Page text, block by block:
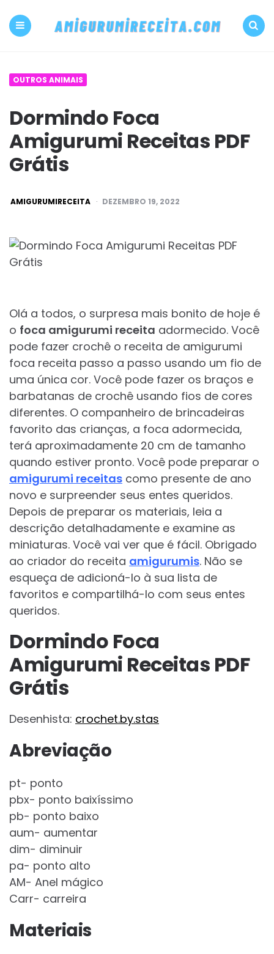
500+
Amigurumi
receita
grátis
OUTROS ANIMAIS
Dormindo Foca
Amigurumi Receitas PDF
Grátis
POSTED
BY
AMIGURUMIRECEITA DEZEMBRO 19, 2022
Olá a todos, o surpresa mais bonito de hoje é
o foca amigurumi receita adormecido. Você
pode fazer crochê o receita de amigurumi
foca receita passo a passo usando um fio de
uma única cor. Você pode fazer os braços e
barbatanas de crochê usando fios de cores
diferentes. O companheiro de brincadeiras
favorito das crianças, a foca adormecida,
terá aproximadamente 20 cm de tamanho
quando estiver pronto. Você pode preparar o
amigurumi receitas como presente de ano
novo e surpreender seus entes queridos.
Depois de preparar os materiais, leia a
descrição detalhadamente e examine as
miniaturas. Você vai ver que é fácil. Obrigado
ao criador do receita amigurumis. Não se
esqueça de adicioná-lo à sua lista de
favoritos e compartilhá-lo com seus entes
queridos.
Dormindo Foca
Amigurumi Receitas PDF
Grátis
Desenhista: crochet.by.stas
Abreviação
pt- ponto
pbx- ponto baixíssimo
pb- ponto baixo
aum- aumentar
dim- diminuir
pa- ponto alto
AM- Anel mágico
Carr- carreira
Materiais